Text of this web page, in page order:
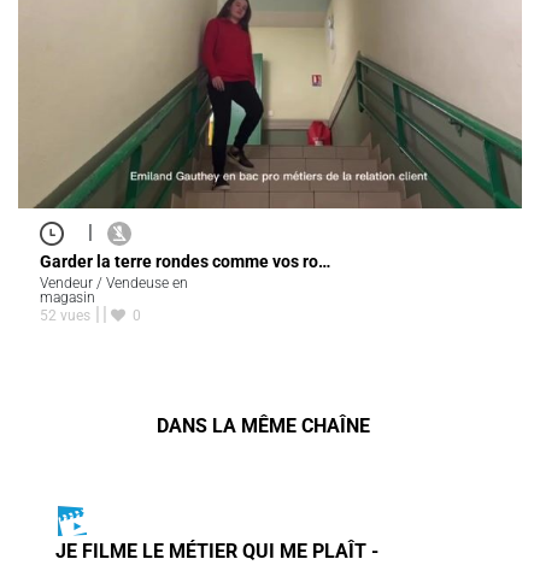
|
Garder la terre rondes comme vos ro…
Vendeur / Vendeuse en
magasin
52 vues
0
DANS LA MÊME CHAÎNE
JE FILME LE MÉTIER QUI ME PLAÎT -